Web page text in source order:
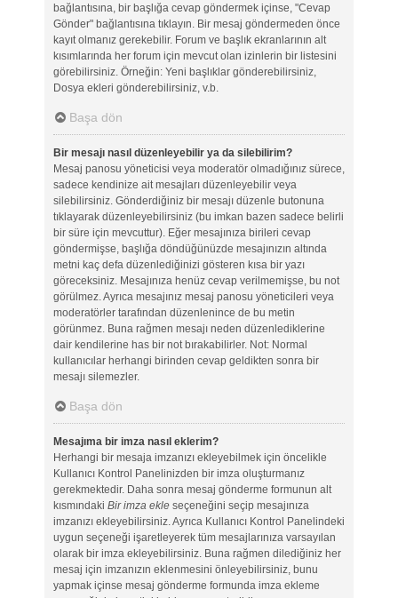
bağlantısına, bir başlığa cevap göndermek içinse, "Cevap
Gönder" bağlantısına tıklayın. Bir mesaj göndermeden önce
kayıt olmanız gerekebilir. Forum ve başlık ekranlarının alt
kısımlarında her forum için mevcut olan izinlerin bir listesini
görebilirsiniz. Örneğin: Yeni başlıklar gönderebilirsiniz,
Dosya ekleri gönderebilirsiniz, v.b.
Başa dön
Bir mesajı nasıl düzenleyebilir ya da silebilirim?
Mesaj panosu yöneticisi veya moderatör olmadığınız sürece,
sadece kendinize ait mesajları düzenleyebilir veya
silebilirsiniz. Gönderdiğiniz bir mesajı düzenle butonuna
tıklayarak düzenleyebilirsiniz (bu imkan bazen sadece belirli
bir süre için mevcuttur). Eğer mesajınıza birileri cevap
göndermişse, başlığa döndüğünüzde mesajınızın altında
metni kaç defa düzenlediğinizi gösteren kısa bir yazı
göreceksiniz. Mesajınıza henüz cevap verilmemişse, bu not
görülmez. Ayrıca mesajınız mesaj panosu yöneticileri veya
moderatörler tarafından düzenlenince de bu metin
görünmez. Buna rağmen mesajı neden düzenlediklerine
dair kendilerine has bir not bırakabilirler. Not: Normal
kullanıcılar herhangi birinden cevap geldikten sonra bir
mesajı silemezler.
Başa dön
Mesajıma bir imza nasıl eklerim?
Herhangi bir mesaja imzanızı ekleyebilmek için öncelikle
Kullanıcı Kontrol Panelinizden bir imza oluşturmanız
gerekmektedir. Daha sonra mesaj gönderme formunun alt
kısmındaki Bir imza ekleseçeneğini seçip mesajınıza
imzanızı ekleyebilirsiniz. Ayrıca Kullanıcı Kontrol Panelindeki
uygun seçeneği işaretleyerek tüm mesajlarınıza varsayılan
olarak bir imza ekleyebilirsiniz. Buna rağmen dilediğiniz her
mesaj için imzanızın eklenmesini önleyebilirsiniz, bunu
yapmak içinse mesaj gönderme formunda imza ekleme